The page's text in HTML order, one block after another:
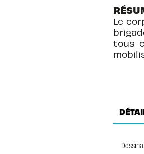
Le
tous